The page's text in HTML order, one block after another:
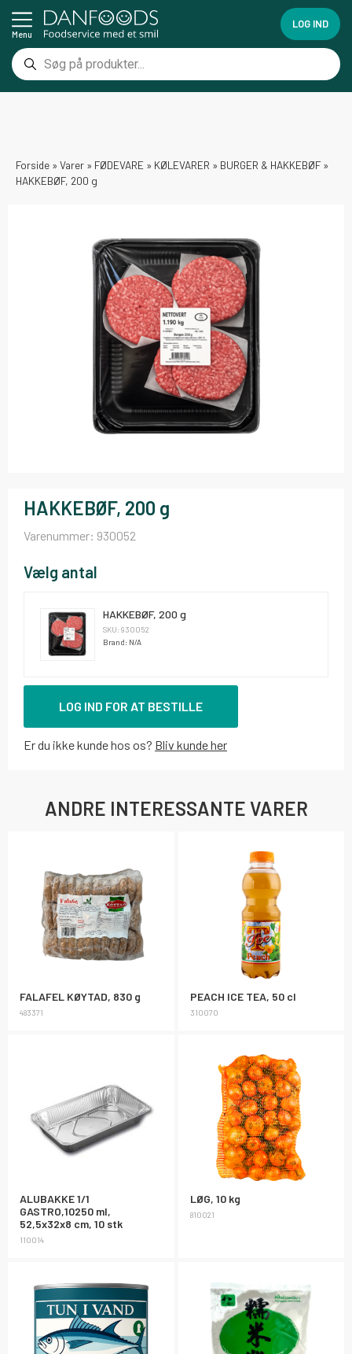
Menu
LOG IND
Forside » Varer » FØDEVARE » KØLEVARER » BURGER & HAKKEBØF »
HAKKEBØF, 200 g
HAKKEBØF, 200 g
Varenummer: 930052
Vælg antal
HAKKEBØF, 200 g
SKU: 930052
Brand: N/A
LOG IND FOR AT BESTILLE
Er du ikke kunde hos os? Bliv kunde her
ANDRE INTERESSANTE VARER
FALAFEL KØYTAD, 830 g
483371
PEACH ICE TEA, 50 cl
310070
ALUBAKKE 1/1
GASTRO,10250 ml,
52,5x32x8 cm, 10 stk
110014
LØG, 10 kg
810021